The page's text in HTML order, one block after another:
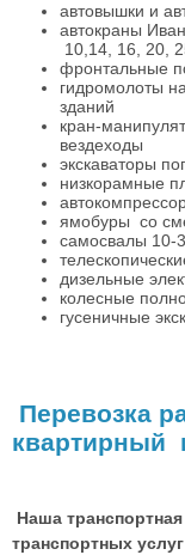
автовышки и
автокраны
10,14, 16, 20,
фронтальные
гидромолоты
зданий
кран-
вездеходы
экскаваторы
низкорамные
ямобуры со
самосвалы 10-
дизельные
колесные
гусеничные
Перевозка
квартирный
Наша
транспортных